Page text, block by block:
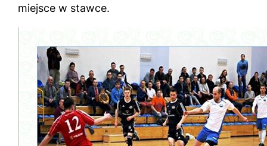
miejsce w stawce.